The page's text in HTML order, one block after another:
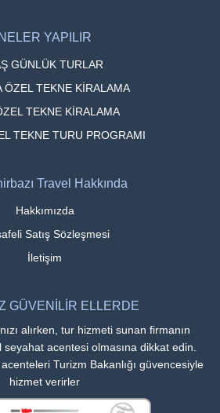
NELER YAPILIR
GÜNLÜK TURLAR
ÖZEL TEKNE KİRALAMA
TEKNE KİRALAMA
TEKNE TURU PROGRAMI
Travel Hakkında
Hakkımızda
Satış Sözleşmesi
İletişim
GÜVENİLİR ELLERDE
alırken, tur hizmeti sunan firmanın
acentesi olmasına dikkat edin.
Turizm Bakanlığı güvencesiyle
hizmet verirler